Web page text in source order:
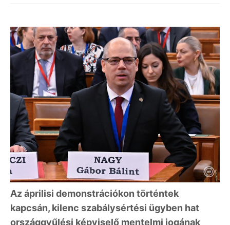
Az áprilisi demonstrációkon történtek
kapcsán, kilenc szabálysértési ügyben hat
országgyűlési képviselő mentelmi jogának